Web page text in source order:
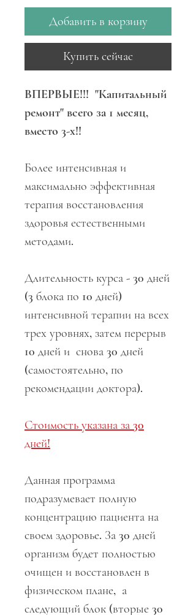
Добавить в корзину
Купить сейчас
ВПЕРВЫЕ!!! "Капитальный
ремонт" всего за 1 месяц,
вместо 3-х!!
Более интенсивная и
максимально эффективная
терапия восстановления
здоровья естественными
методами.
Длительность курса - 30 дней
(3 блока по 10 дней)
интенсивной терапии на всех
трех уровнях, затем перерыв
10 дней и снова 30 дней
(самостоятельно, по
рекомендации доктора).
Стоимость указана за 30
дней!
Данная программа
подразумевает полную
концентрацию пациента на
своем здоровье. За 30 дней
организм будет полностью
очищен и восстановлен в
физическом плане, а
следующий блок (вторые 30